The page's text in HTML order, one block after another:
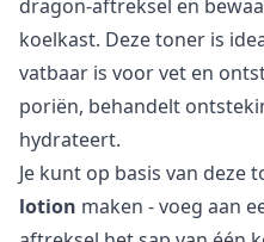
dragon-aftreksel en
koelkast. Deze toner is
vatbaar is voor vet en
poriën, behandelt
hydrateert.
Je kunt op basis van deze
lotion maken - voeg aan